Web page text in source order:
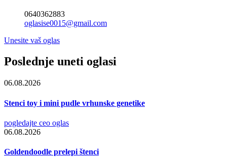
0640362883
oglasise0015@gmail.com
Unesite vaš oglas
Poslednje uneti oglasi
06.08.2026
Stenci toy i mini pudle vrhunske genetike
pogledajte ceo oglas
06.08.2026
Goldendoodle prelepi štenci